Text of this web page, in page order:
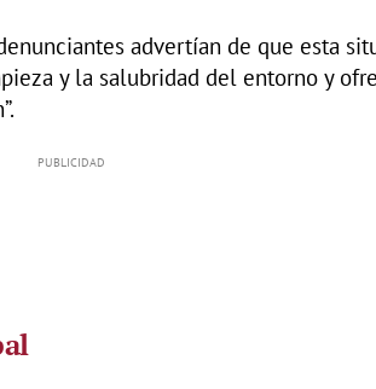
advertían de que esta
y la salubridad del entorno y